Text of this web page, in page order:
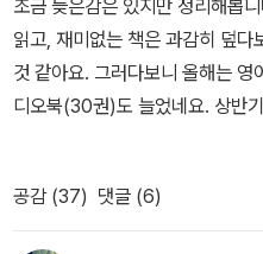
나길 바랐고 동시에 엄마를 간절
진실을 알면서도 마음을 달래
코너는 그 사실을 인정한 뒤에야
어요.' 라는 완전한 진실을 말할
다. 두 개의 나를 마주하기 위해
진지한 씨와 유령 선생>은 좀 다
두 개의 나를 이야기 한다. '그 이
통역사, 수키 김- 멀찌감치 서서
다. 관찰자 시점이 주인공 시점
우리를 어려운 길로 인도한다.
하는 것이 있다면 그것을 이룰
면 마침내 이뤄내는 한 해가 되
세요.
Chambers [1999]The Other
o [2000] The Amazing Maurice and his E
ducated Rodents - Terry
ron Creech - Sharon
nifer Donnelly
4]Tamar - Mal Peet [2005]수
조금 늦은감은 있지만 정리해봅
읽고, 재미없는 책은 과감히 덮
것 같아요. 그러다보니 올해는
디오북(30권)도 늘었네요. 상반
책이었는데, 도서관에도 없고 책
발견하고 반가웠던 책이예요. 독
에 잘 맞았답니다. 원래 원서는
공감 (37) 댓글 (6)